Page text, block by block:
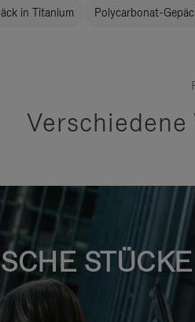
in Titanium Polycarbonat-
STÜCKE